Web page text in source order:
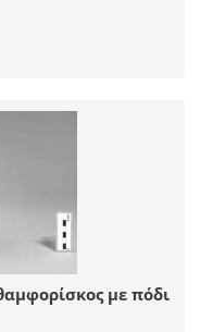
με πόδι